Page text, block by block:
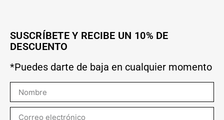
SUSCRÍBETE Y RECIBE UN 10% DE
DESCUENTO
*Puedes darte de baja en cualquier momento